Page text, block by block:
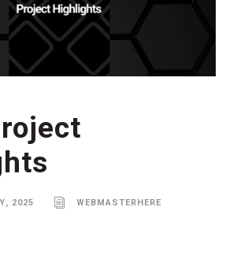
2025
WEBMASTERHERE